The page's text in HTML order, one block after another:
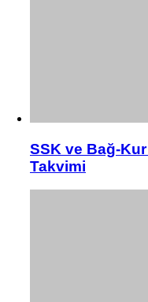
SSK ve Bağ-
Takvimi